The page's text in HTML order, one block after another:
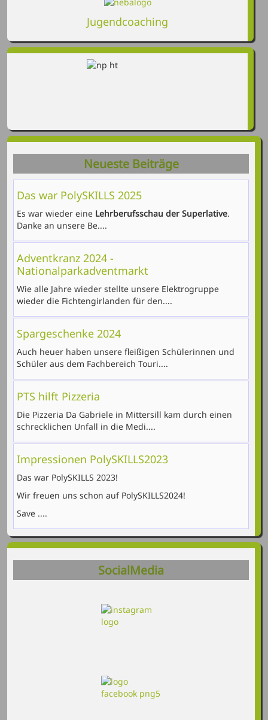
Jugendcoaching
Neueste Beiträge
Das war PolySKILLS 2025
Es war wieder eine Lehrberufsschau der Superlative.
Danke an unsere Be....
Adventkranz 2024 -
Nationalparkadventmarkt
Wie alle Jahre wieder stellte unsere Elektrogruppe
wieder die Fichtengirlanden für den....
Spargeschenke 2024
Auch heuer haben unsere fleißigen Schülerinnen und
Schüler aus dem Fachbereich Touri....
PTS hilft Pizzeria
Die Pizzeria Da Gabriele in Mittersill kam durch einen
schrecklichen Unfall in die Medi....
Impressionen PolySKILLS2023
Das war PolySKILLS 2023!
Wir freuen uns schon auf PolySKILLS2024!
Save ....
SocialMedia